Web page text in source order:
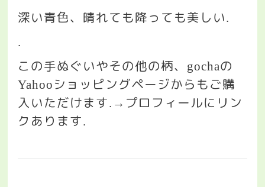
深い青色、晴れても降っても美しい.
.
この手ぬぐいやその他の柄、 gochaの
Yahoo ショッピングページからもご購
入いただけます.→ プロフィールにリン
クあります.